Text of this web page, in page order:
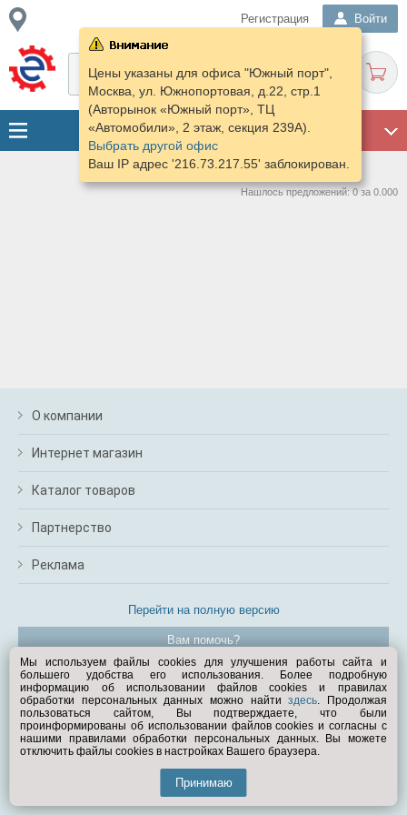
Регистрация Войти
Цены указаны для офиса "Южный порт",
Москва, ул. Южнопортовая, д.22, стр.1
(Авторынок «Южный порт», ТЦ
«Автомобили», 2 этаж, секция 239А).
Выбрать другой офис
Ваш IP адрес '216.73.217.55' заблокирован.
Нашлось предложений: 0 за 0.000
О компании
Интернет магазин
Каталог товаров
Партнерство
Реклама
Перейти на полную версию
Вам помочь?
© Exist.ru 1998—2026
Мы используем файлы cookies для улучшения работы сайта и
большего удобства его использования. Более подробную
информацию об использовании файлов cookies и правилах
обработки персональных данных можно найтиздесь. Продолжая
пользоваться сайтом, Вы подтверждаете, что были
проинформированы об использовании файлов cookies и согласны с
нашими правилами обработки персональных данных. Вы можете
отключить файлы cookies в настройках Вашего браузера.
Принимаю